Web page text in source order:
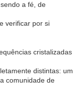
a fé, de
verificar por si
cristalizadas
distintas: um
comunidade de